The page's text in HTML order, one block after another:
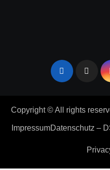
Copyright © All rights
ImpressumDatenschutz –